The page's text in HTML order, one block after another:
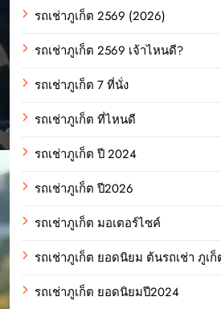
รถเช่าภูเก็ต 2569 (2026)
รถเช่าภูเก็ต 2569 เจ้าไหนดี?
รถเช่าภูเก็ต 7 ที่นั่ง
รถเช่าภูเก็ต ที่ไหนดี
รถเช่าภูเก็ต ปี 2024
รถเช่าภูเก็ต ปี2026
รถเช่าภูเก็ต มอเตอร์ไซค์
รถเช่าภูเก็ต ยอดนิยม ต้นรถเช่า ภูเก็
รถเช่าภูเก็ต ยอดนิยมปี2024